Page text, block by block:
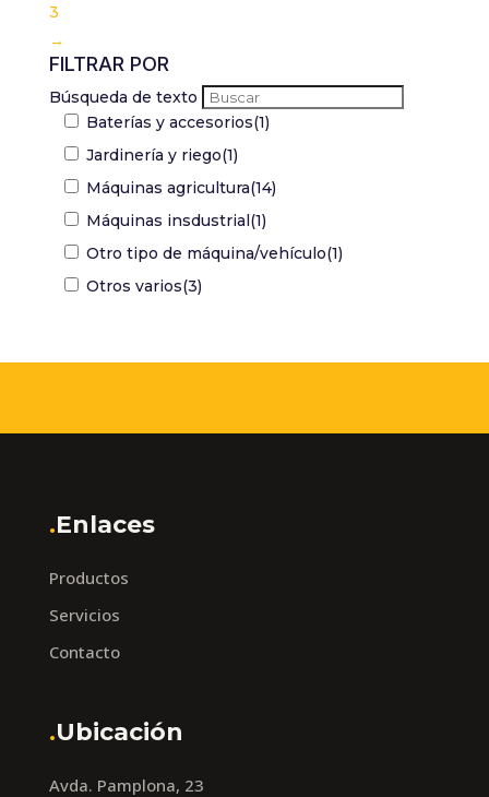
3
→
FILTRAR POR
Búsqueda de texto
Baterías y accesorios(1)
Jardinería y riego(1)
Máquinas agricultura(14)
Máquinas insdustrial(1)
Otro tipo de máquina/vehículo(1)
Otros varios(3)
.Enlaces
Productos
Servicios
Contacto
.Ubicación
Avda. Pamplona, 23